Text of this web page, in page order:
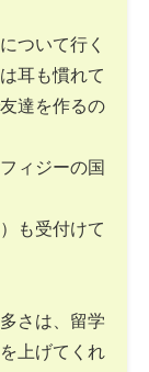
ついて行く
耳も慣れて
達を作るの
ィジーの国
も受付けて
さは、留学
上げてくれ